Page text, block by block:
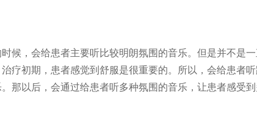
，会给患者主要听比较明朗氛围的音乐。但是并不是一
疗初期，患者感觉到舒服是很重要的。所以，会给患者
那以后，会通过给患者听多种氛围的音乐，让患者感受